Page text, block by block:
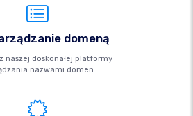
domeną
naszej doskonałej platformy
nazwami domen